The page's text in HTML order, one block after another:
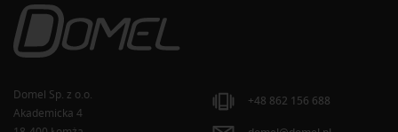
Domel Sp. z o.o.
Akademicka 4
+48 862 156 688